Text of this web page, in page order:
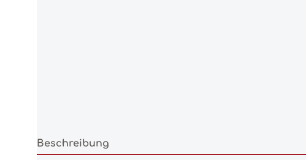
Beschreibung